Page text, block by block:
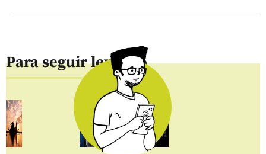
Para seguir leyendo